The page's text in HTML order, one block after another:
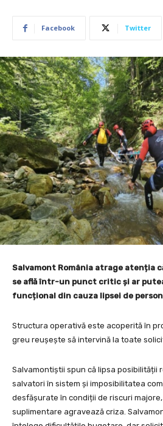
Facebook Twitter
Salvamont România atrage atenția
se află într-un punct critic și ar
funcțional din cauza lipsei de
Structura operativă este acoperită în
greu reușește să intervină la toate
Salvamontiștii spun că lipsa posibilității
salvatori în sistem și imposibilitatea
desfășurate în condiții de riscuri
suplimentare agravează criza.